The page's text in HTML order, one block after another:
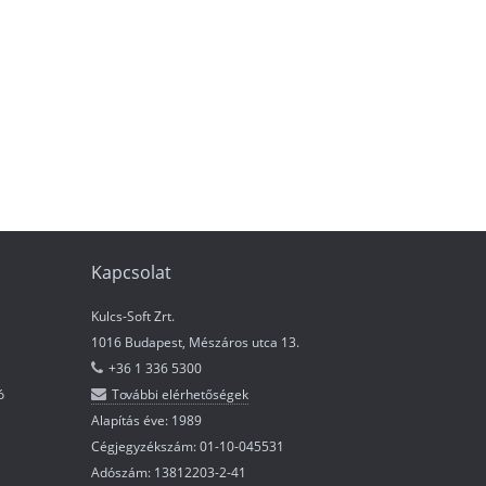
Kapcsolat
Kulcs-Soft Zrt.
1016 Budapest, Mészáros utca 13.
+36 1 336 5300
További elérhetőségek
Alapítás éve: 1989
Cégjegyzékszám: 01-10-045531
Adószám: 13812203-2-41